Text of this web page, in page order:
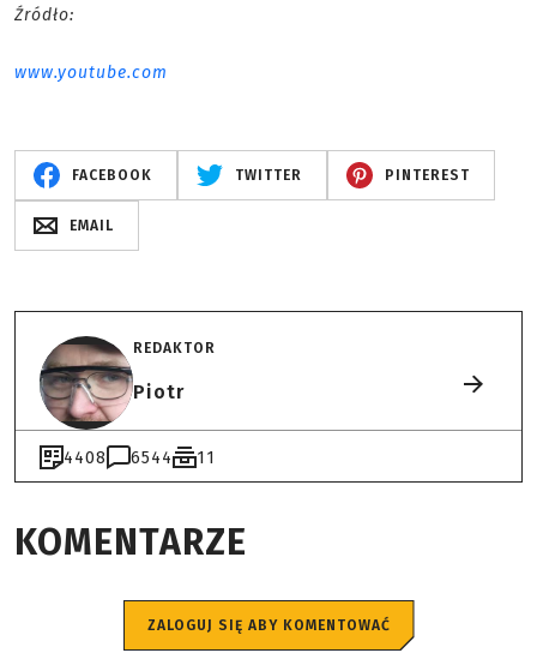
Źródło:
www.youtube.com
FACEBOOK TWITTER PINTEREST
EMAIL
REDAKTOR
Piotr
4408 6544 11
KOMENTARZE
ZALOGUJ SIĘ ABY KOMENTOWAĆ